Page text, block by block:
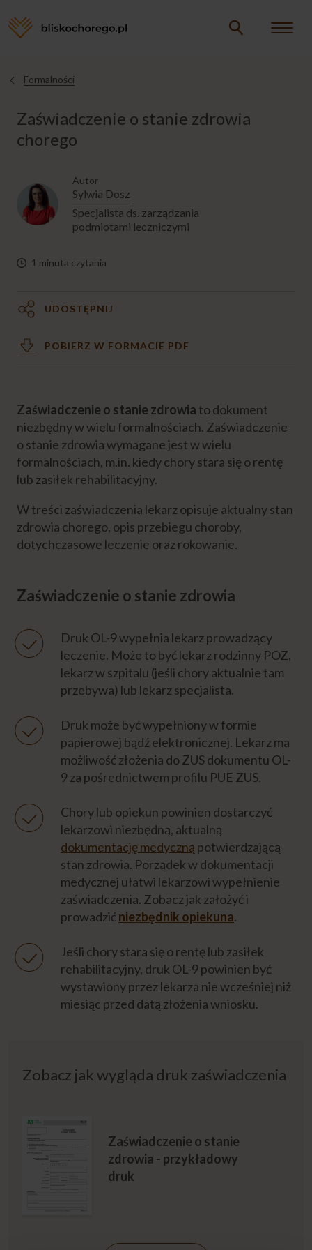
Opieka
Formalności
ŚWIADCZENIA MEDYCZNE
Najważniejsze dokumenty w opiece nad
chorym
Zaświadczenie o stanie zdrowia chorego
Zlecenie na zaopatrzenie w wyroby
medyczne
Emocje
Napisz do nas
tutaj
Formalności
Zaświadczenie o stanie zdrowia
chorego
Autor
Sylwia Dosz
Specjalista ds. zarządzania
podmiotami leczniczymi
1 minuta czytania
UDOSTĘPNIJ
POBIERZ W FORMACIE PDF
Zaświadczenie o stanie zdrowia to dokument
niezbędny w wielu formalnościach. Zaświadczenie
o stanie zdrowia wymagane jest w wielu
formalnościach, m.in. kiedy chory stara się o rentę
lub zasiłek rehabilitacyjny.
W treści zaświadczenia lekarz opisuje aktualny stan
zdrowia chorego, opis przebiegu choroby,
dotychczasowe leczenie oraz rokowanie.
Zaświadczenie o stanie zdrowia
Druk OL-9 wypełnia lekarz prowadzący
leczenie. Może to być lekarz rodzinny POZ,
lekarz w szpitalu (jeśli chory aktualnie tam
przebywa) lub lekarz specjalista.
Druk może być wypełniony w formie
papierowej bądź elektronicznej. Lekarz ma
możliwość złożenia do ZUS dokumentu OL-
9 za pośrednictwem profilu PUE ZUS.
Chory lub opiekun powinien dostarczyć
lekarzowi niezbędną, aktualną
dokumentację medyczną potwierdzającą
stan zdrowia. Porządek w dokumentacji
medycznej ułatwi lekarzowi wypełnienie
zaświadczenia. Zobacz jak założyć i
prowadzićniezbędnik opiekuna.
Jeśli chory stara się o rentę lub zasiłek
rehabilitacyjny, druk OL-9 powinien być
wystawiony przez lekarza nie wcześniej niż
miesiąc przed datą złożenia wniosku.
Zobacz jak wygląda druk zaświadczenia
Zaświadczenie o stanie
zdrowia - przykładowy
druk